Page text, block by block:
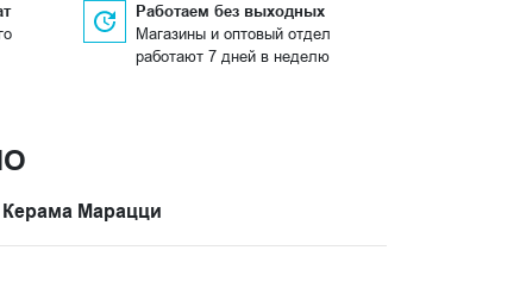
Работаем без выходных
Магазины и оптовый отдел
работают 7 дней в неделю
Керама Марацци